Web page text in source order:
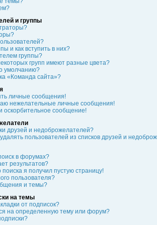
и группы
и как вступить в них?
группы?
групп имеют разные цвета?
умолчанию?
«Команда сайта»?
личные сообщения!
нежелательные личные сообщения!
оскорбительное сообщение!
друзей и недоброжелателей?
пользователей из списков друзей и
в форумах?
результатов?
поиска я получил пустую страницу!
пользователя?
и темы?
на темы
от подписок?
на определенную тему или форум?